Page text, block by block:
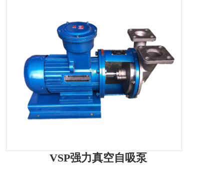
VSP强力真空自吸泵